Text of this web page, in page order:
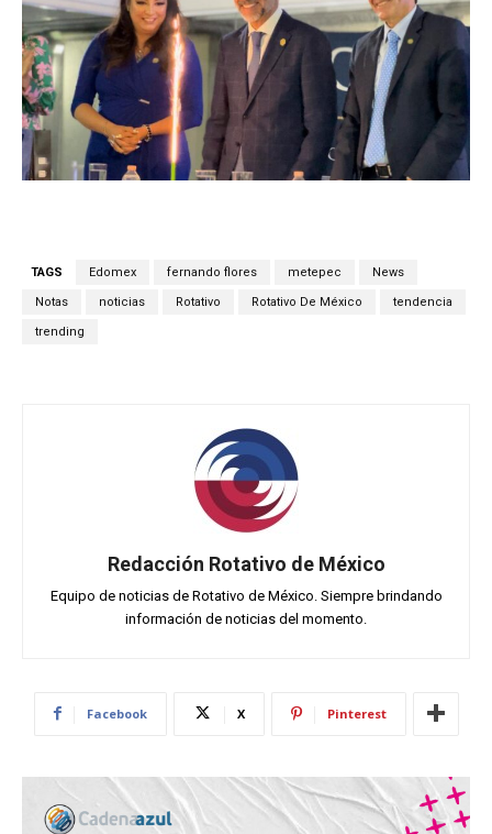
TAGS Edomex fernando flores metepec News
Notas noticias Rotativo Rotativo De México tendencia
trending
Redacción Rotativo de México
Equipo de noticias de Rotativo de México. Siempre brindando
información de noticias del momento.
Facebook X Pinterest